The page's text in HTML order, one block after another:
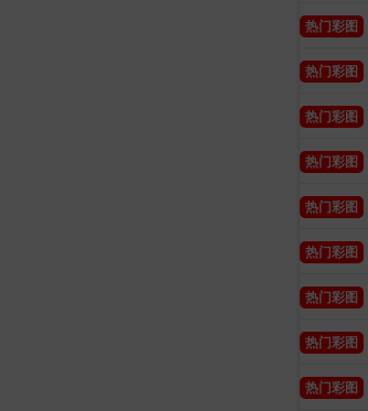
热门彩图
热门彩图
热门彩图
热门彩图
热门彩图
热门彩图
热门彩图
热门彩图
热门彩图